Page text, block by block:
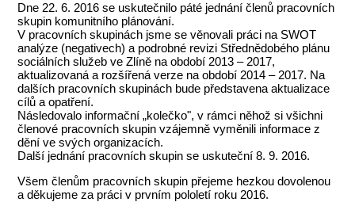
Dne 22. 6. 2016 se uskutečnilo páté jednání členů pracovních
skupin komunitního plánování.
V pracovních skupinách jsme se věnovali práci na SWOT
analýze (negativech) a podrobné revizi Střednědobého plánu
sociálních služeb ve Zlíně na období 2013 – 2017,
aktualizovaná a rozšířená verze na období 2014 – 2017. Na
dalších pracovních skupinách bude představena aktualizace
cílů a opatření.
Následovalo informační „kolečko", v rámci něhož si všichni
členové pracovních skupin vzájemně vyměnili informace z
dění ve svých organizacích.
Další jednání pracovních skupin se uskuteční 8. 9. 2016.
Všem členům pracovních skupin přejeme hezkou dovolenou
a děkujeme za práci v prvním pololetí roku 2016.